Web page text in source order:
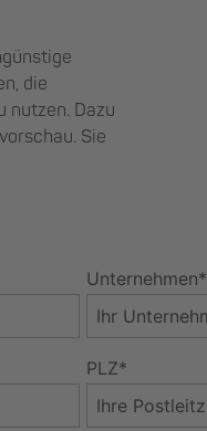
die
nutzen. Dazu
Sie
Unternehmen*
PLZ*